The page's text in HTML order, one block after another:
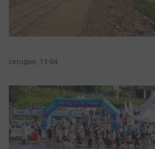
сегодня, 13:04